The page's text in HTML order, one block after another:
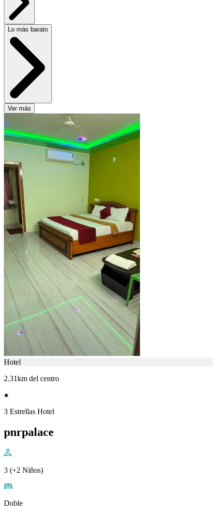
Lo más barato
Ver más
Hotel
2.31km del centro
3 Estrellas Hotel
pnrpalace
3 (+2 Niños)
Doble